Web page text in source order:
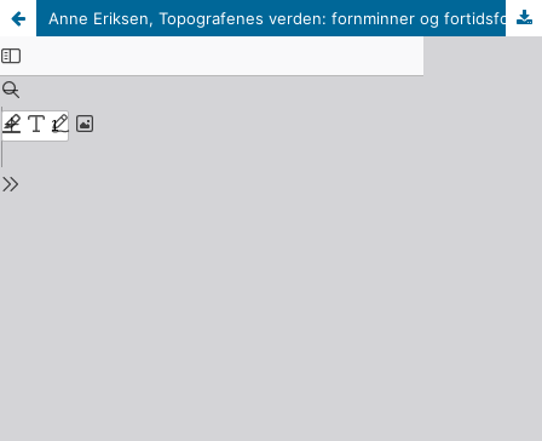
Anne Eriksen, Topografenes verden: fornminner og fortidsforståelse (Oslo: Pax Forlag, 2007). 262 s.